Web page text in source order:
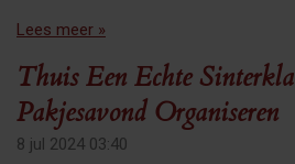
Lees meer »
Thuis Een Echte
Pakjesavond Organiseren
8 jul 2024 03:40